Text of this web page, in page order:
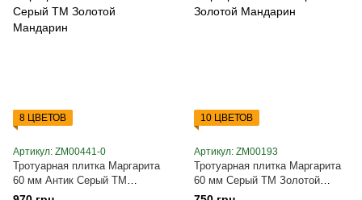
8 ЦВЕТОВ
Артикул: ZM00441-0
Тротуарная плитка Маргарита
60 мм Антик Серый ТМ
Золотой Мандарин
10 ЦВЕТОВ
Артикул: ZM00193
Тротуарная плитка Маргарита
60 мм Серый ТМ Золотой
Мандарин